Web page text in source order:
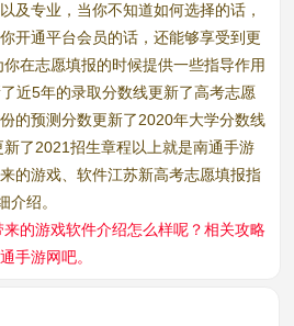
及专业，当你不知道如何选择的话，
开通平台会员的话，还能够享受到更
在志愿填报的时候提供一些指导作用
近5年的录取分数线更新了高考志愿
的预测分数更新了2020年大学分数线
了2021招生章程以上就是南通手游
的游戏、软件江苏新高考志愿填报指
介绍。
的游戏软件介绍怎么样呢？相关攻略
手游网吧。